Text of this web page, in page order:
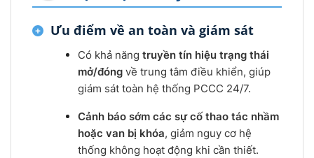
Ưu điểm về an toàn và giám sát
Có khả năng truyền tín hiệu trạng thái
mở/đóngvề trung tâm điều khiển, giúp
giám sát toàn hệ thống PCCC 24/7.
Cảnh báo sớm các sự cố thao tác nhầm
hoặc van bị khóa, giảm nguy cơ hệ
thống không hoạt động khi cần thiết.